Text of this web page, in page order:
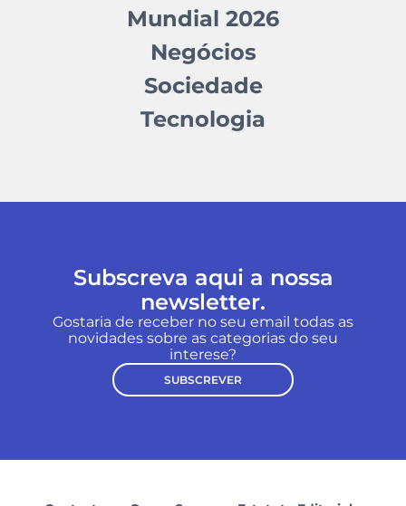
Mundial 2026
Negócios
Sociedade
Tecnologia
Subscreva aqui a nossa
newsletter.
Gostaria de receber no seu email todas as
novidades sobre as categorias do seu
interese?
SUBSCREVER